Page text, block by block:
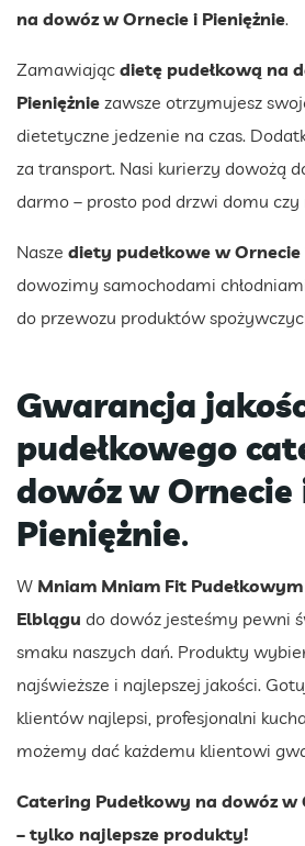
na dowóz w Ornecie i Pieniężnie.
Zamawiając dietę pudełkową na
Pieniężnie zawsze otrzymujesz
dietetyczne jedzenie na czas.
za transport. Nasi kurierzy dowożą
darmo – prosto pod drzwi domu czy
Nasze diety pudełkowe w Ornecie
dowozimy samochodami
do przewozu produktów
Gwarancja
pudełkowego
dowózw Ornecie
Pieniężnie.
W Mniam Mniam Fit
Elblągu do dowóz jesteśmy pewni
smaku naszych dań. Produkty
najświeższe i najlepszej jakości.
klientów najlepsi, profesjonalni
możemy dać każdemu klientowi
Catering Pudełkowy na dowóz w
– tylko najlepsze produkty!